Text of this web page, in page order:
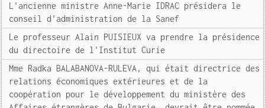
L'ancienne ministre Anne-Marie IDRAC présidera le
conseil d'administration de la Sanef
Le professeur Alain PUISIEUX va prendre la présidence
du directoire de l'Institut Curie
Mme Radka BALABANOVA-RULEVA, qui était directrice des
relations économiques extérieures et de la
coopération pour le développement du ministère des